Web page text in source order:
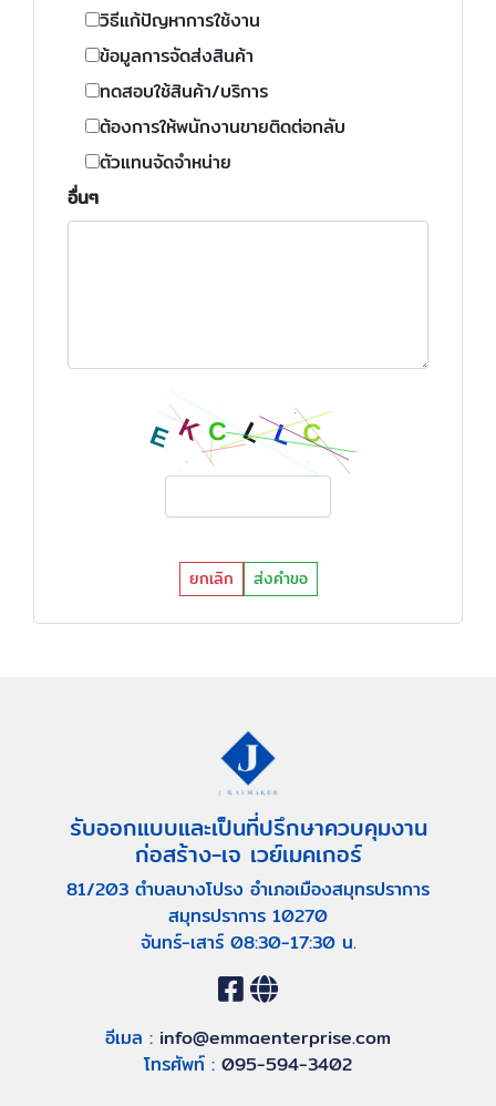
วิธีแก้ปัญหาการใช้งาน
ข้อมูลการจัดส่งสินค้า
ทดสอบใช้สินค้า/บริการ
ต้องการให้พนักงานขายติดต่อกลับ
ตัวแทนจัดจำหน่าย
อื่นๆ
ยกเลิก ส่งคำขอ
รับออกแบบและเป็นที่ปรึกษาควบคุมงาน
ก่อสร้าง-เจ เวย์เมคเกอร์
81/203 ตำบลบางโปรง อำเภอเมืองสมุทรปราการ
สมุทรปราการ 10270
จันทร์-เสาร์ 08:30-17:30 น.
อีเมล : info@emmaenterprise.com
โทรศัพท์ : 095-594-3402